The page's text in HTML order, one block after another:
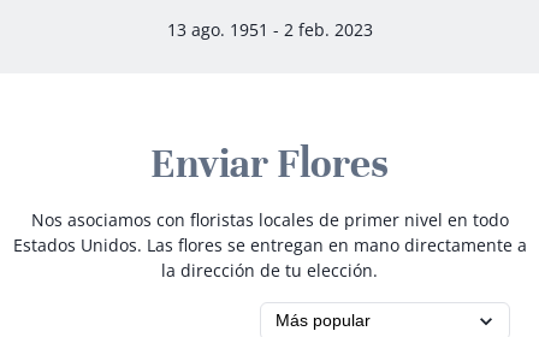
13 ago. 1951 - 2 feb. 2023
Enviar Flores
Nos asociamos con floristas locales de primer nivel en todo
Estados Unidos. Las flores se entregan en mano directamente a
la dirección de tu elección.